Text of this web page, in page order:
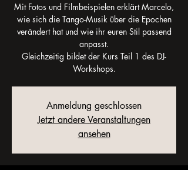
Mit Fotos und Filmbeispielen erklärt Marcelo,
wie sich die Tango-Musik über die Epochen
verändert hat und wie ihr euren Stil passend
anpasst.
Gleichzeitig bildet der Kurs Teil 1 des DJ-
Workshops.
Anmeldung geschlossen
Jetzt andere Veranstaltungen
ansehen